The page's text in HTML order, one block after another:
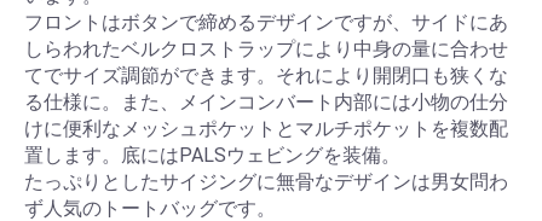
フロントはボタンで締めるデザインですが、サイドにあ
しらわれたベルクロストラップにより中身の量に合わせ
てでサイズ調節ができます。それにより開閉口も狭くな
る仕様に。また、メインコンバート内部には小物の仕分
けに便利なメッシュポケットとマルチポケットを複数配
置します。底にはPALSウェビングを装備。
たっぷりとしたサイジングに無骨なデザインは男女問わ
ず人気のトートバッグです。